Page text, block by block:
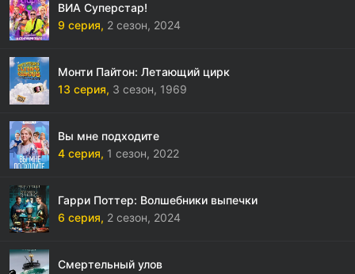
ВИА Суперстар!
9 серия, 2 сезон, 2024
Монти Пайтон: Летающий цирк
13 серия, 3 сезон, 1969
Вы мне подходите
4 серия, 1 сезон, 2022
Гарри Поттер: Волшебники выпечки
6 серия, 2 сезон, 2024
Смертельный улов